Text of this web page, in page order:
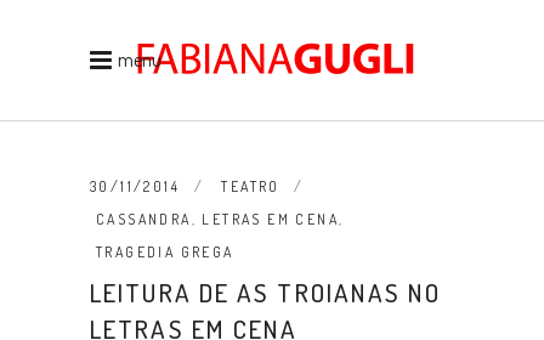
menu
30/11/2014
TEATRO
CASSANDRA, LETRAS EM CENA,
TRAGEDIA GREGA
LEITURA DE AS TROIANAS NO
LETRAS EM CENA